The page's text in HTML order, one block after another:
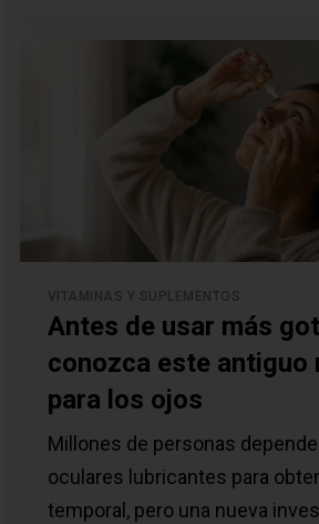
VITAMINAS Y SUPLEMENTOS
Antes de usar más
conozca este antiguo
para los ojos
Millones de personas
oculares lubricantes para
temporal, pero una nueva